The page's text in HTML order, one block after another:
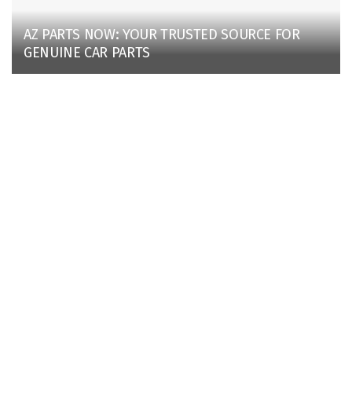
AZ PARTS NOW: YOUR TRUSTED SOURCE FOR
GENUINE CAR PARTS